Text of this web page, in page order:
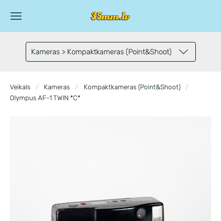
Kameras > Kompaktkameras (Point&Shoot)
Veikals Kameras
Kompaktkameras (Point&Shoot)
Olympus AF-1 TWIN *C*